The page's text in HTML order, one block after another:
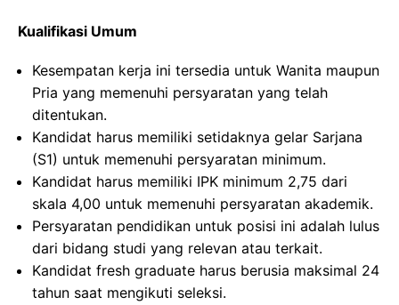
Kualifikasi Umum
Kesempatan kerja ini tersedia untuk Wanita maupun
Pria yang memenuhi persyaratan yang telah
ditentukan.
Kandidat harus memiliki setidaknya gelar Sarjana
(S1) untuk memenuhi persyaratan minimum.
Kandidat harus memiliki IPK minimum 2,75 dari
skala 4,00 untuk memenuhi persyaratan akademik.
Persyaratan pendidikan untuk posisi ini adalah lulus
dari bidang studi yang relevan atau terkait.
Kandidat fresh graduate harus berusia maksimal 24
tahun saat mengikuti seleksi.